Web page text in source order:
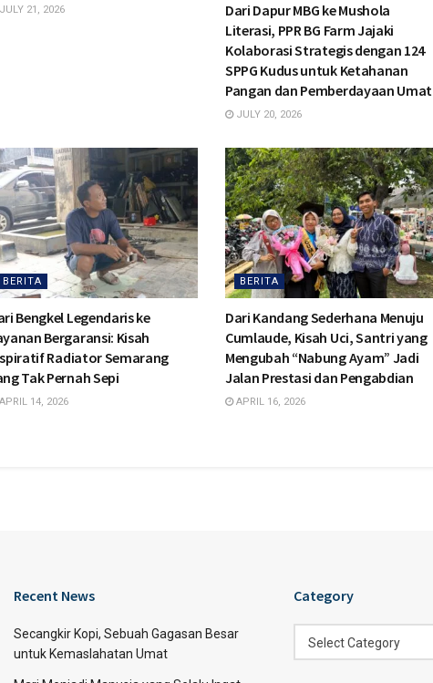
21, 2026
Dari Dapur MBG ke Mushola
Literasi, PPR BG Farm Jajaki
Kolaborasi Strategis dengan 124
SPPG Kudus untuk Ketahanan
Pangan dan Pemberdayaan Umat
JULY 20, 2026
BERITA
Bengkel Legendaris ke
Bergaransi: Kisah
Radiator Semarang
Tak Pernah Sepi
14, 2026
BERITA
Dari Kandang Sederhana Menuju
Cumlaude, Kisah Uci, Santri yang
Mengubah “Nabung Ayam” Jadi
Jalan Prestasi dan Pengabdian
APRIL 16, 2026
Recent News
Secangkir Kopi, Sebuah Gagasan Besar
untuk Kemaslahatan Umat
Category
Select Category